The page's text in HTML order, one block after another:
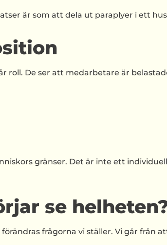
är som att dela ut paraplyer i ett
roll. De ser att medarbetare är
gränser. Det är inte ett
se
frågorna vi ställer. Vi går från